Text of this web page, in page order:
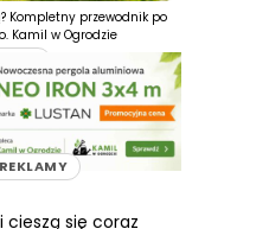
Kompletny przewodnik po
Kamil w Ogrodzie
cieszą się coraz